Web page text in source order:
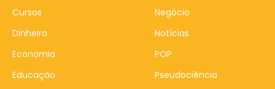
Cursos
Dinheiro
Economia
Educação
Negócio
Notícias
POP
Pseudociência